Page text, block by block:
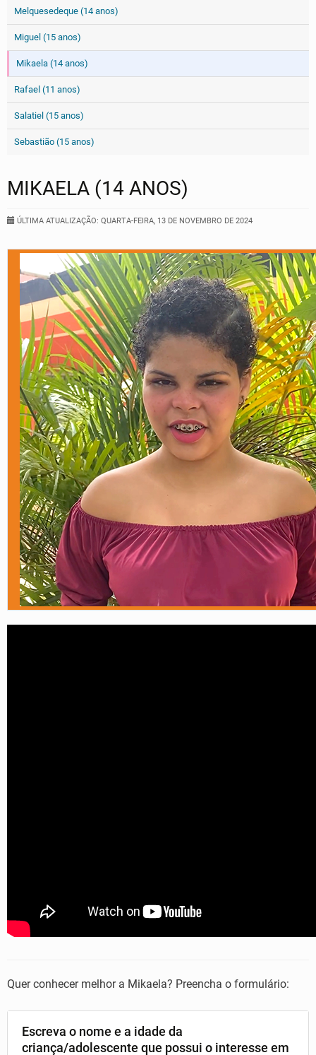
Melquesedeque (14 anos)
Miguel (15 anos)
Mikaela (14 anos)
Rafael (11 anos)
Salatiel (15 anos)
Sebastião (15 anos)
MIKAELA (14 ANOS)
ÚLTIMA ATUALIZAÇÃO: QUARTA-FEIRA, 13 DE NOVEMBRO DE 2024
Quer conhecer melhor a Mikaela? Preencha o formulário:
Escreva o nome e a idade da
criança/adolescente que possui o interesse em